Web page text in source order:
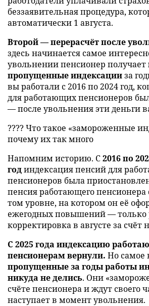
беззаявительная процедура,
автоматически 1 августа.
Второй — перерасчёт после
здесь начинается самое
увольнении пенсионер получает
пропущенные индексацииза
вы работали с 2016 по 2024 год,
для работающих пенсионеров
— после увольнения эти деньги
???? Что такое «замороженные
почему их так много
Напомним историю. С2016 по
годиндексация пенсий для
пенсионеров была
пенсия работающего пенсионера
том уровне, на котором он её
ежегодных повышений — только
корректировка в августе за счёт
С 2025 года индексацию
пенсионерам вернули. Но самое
пропущенные за годы работы
никуда не делись. Они
счёте пенсионера и ждут своего
наступает в момент увольнения.